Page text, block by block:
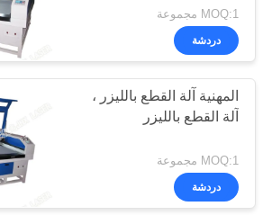
آلة قطع القماش
بالليزر
10
استهلاك الطاقة
MOQ:1 مجموعة
دردشة
المهنية آلة القطع بالليزر ،
آلة القطع بالليزر
MOQ:1 مجموعة
دردشة